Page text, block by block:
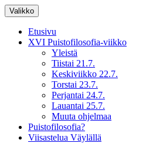
Puistofilosofia
15.-19.7.2025
Valikko Siirry
sisältöön
Etusivu
XVI Puistofilosofia-viikko
Yleistä
Tiistai 21.7.
Keskiviikko 22.7.
Torstai 23.7.
Perjantai 24.7.
Lauantai 25.7.
Muuta ohjelmaa
Puistofilosofia?
Viisastelua Väylällä